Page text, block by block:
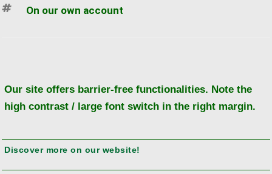
Tags
On our own account
Our site offers barrier-free functionalities. Note the
high contrast / large font switch in the right margin.
Discover more on our website!